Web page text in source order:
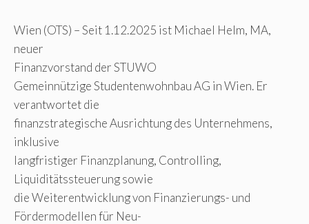
Wien (OTS) – Seit 1.12.2025 ist Michael Helm, MA,
neuer
Finanzvorstand der STUWO
Gemeinnützige Studentenwohnbau AG in Wien. Er
verantwortet die
finanzstrategische Ausrichtung des Unternehmens,
inklusive
langfristiger Finanzplanung, Controlling,
Liquiditätssteuerung sowie
die Weiterentwicklung von Finanzierungs- und
Fördermodellen für Neu-